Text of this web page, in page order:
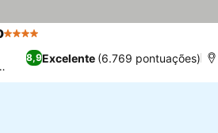
4 Estrelas
8,9Excelente (6.769 pontuações)